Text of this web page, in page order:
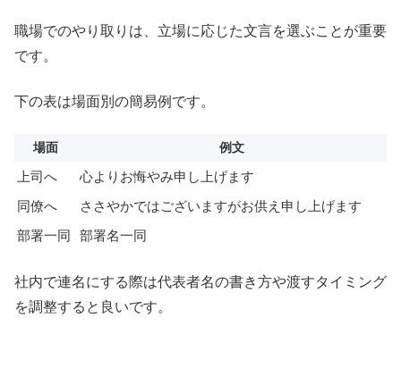
職場でのやり取りは、立場に応じた文言を選ぶことが重要
です。
下の表は場面別の簡易例です。
場面 例文
上司へ
心よりお悔やみ申し上げます
同僚へ
ささやかではございますがお供え申し上げます
部署一同
部署名一同
社内で連名にする際は代表者名の書き方や渡すタイミング
を調整すると良いです。